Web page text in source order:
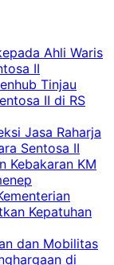
Ahli Waris
II
Tinjau
II di RS
Jasa Raharja
Sentosa II
Kebakaran KM
Kepatuhan
dan Mobilitas
di